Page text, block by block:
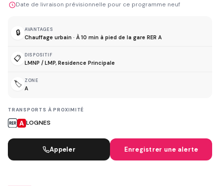
Date de livraison prévisionnelle pour ce programme neuf
🔒 AVANTAGES
Chauffage urbain · À 10 min à pied de la gare RER A
📋 DISPOSITIF
LMNP / LMP, Residence Principale
🏷️ ZONE
A
TRANSPORTS À PROXIMITÉ
LOGNES
Appeler Enregistrer une alerte